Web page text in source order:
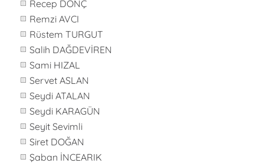
Recep DONÇ
Remzi AVCI
Rüstem TURGUT
Salih DAĞDEVİREN
Sami HIZAL
Servet ASLAN
Seydi ATALAN
Seydi KARAGÜN
Seyit Sevimli
Siret DOĞAN
Şaban İNCEARIK